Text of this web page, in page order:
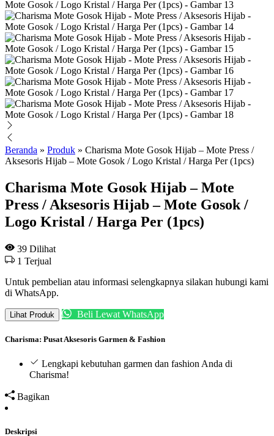
Beranda » Produk » Charisma Mote Gosok Hijab – Mote Press /
Aksesoris Hijab – Mote Gosok / Logo Kristal / Harga Per (1pcs)
Charisma Mote Gosok Hijab – Mote
Press / Aksesoris Hijab – Mote Gosok /
Logo Kristal / Harga Per (1pcs)
39 Dilihat
1 Terjual
Untuk pembelian atau informasi selengkapnya silakan hubungi kami
di WhatsApp.
Lihat Produk Beli Lewat WhatsApp
Charisma: Pusat Aksesoris Garmen & Fashion
Lengkapi kebutuhan garmen dan fashion Anda di
Charisma!
Bagikan
Deskripsi